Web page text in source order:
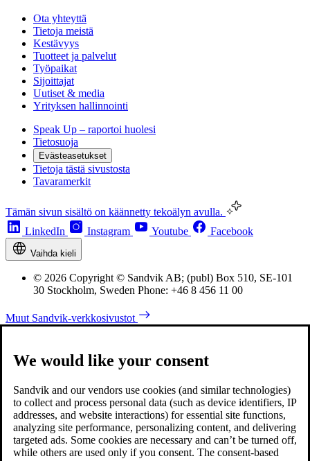
Ota yhteyttä
Tietoja meistä
Kestävyys
Tuotteet ja palvelut
Työpaikat
Sijoittajat
Uutiset & media
Yrityksen hallinnointi
Speak Up – raportoi huolesi
Tietosuoja
Evästeasetukset
Tietoja tästä sivustosta
Tavaramerkit
Tämän sivun sisältö on käännetty tekoälyn avulla.
LinkedIn
Instagram Youtube Facebook
Vaihda kieli
© 2026 Copyright © Sandvik AB; (publ) Box 510, SE-101
30 Stockholm, Sweden Phone: +46 8 456 11 00
Muut Sandvik-verkkosivustot
We would like your consent
Sandvik and our vendors use cookies (and similar technologies)
to collect and process personal data (such as device identifiers, IP
addresses, and website interactions) for essential site functions,
analyzing site performance, personalizing content, and delivering
targeted ads. Some cookies are necessary and can’t be turned off,
while others are used only if you consent. The consent-based